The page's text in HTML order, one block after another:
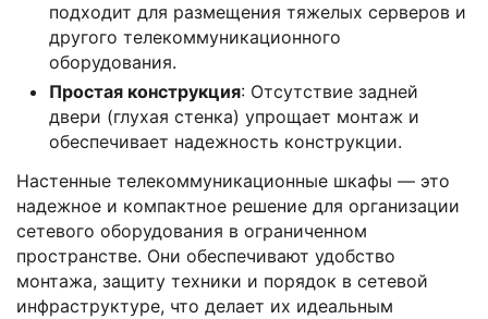
подходит для размещения тяжелых серверов и
другого телекоммуникационного
оборудования.
Простая конструкция: Отсутствие задней
двери (глухая стенка) упрощает монтаж и
обеспечивает надежность конструкции.
Настенные телекоммуникационные шкафы — это
надежное и компактное решение для организации
сетевого оборудования в ограниченном
пространстве. Они обеспечивают удобство
монтажа, защиту техники и порядок в сетевой
инфраструктуре, что делает их идеальным